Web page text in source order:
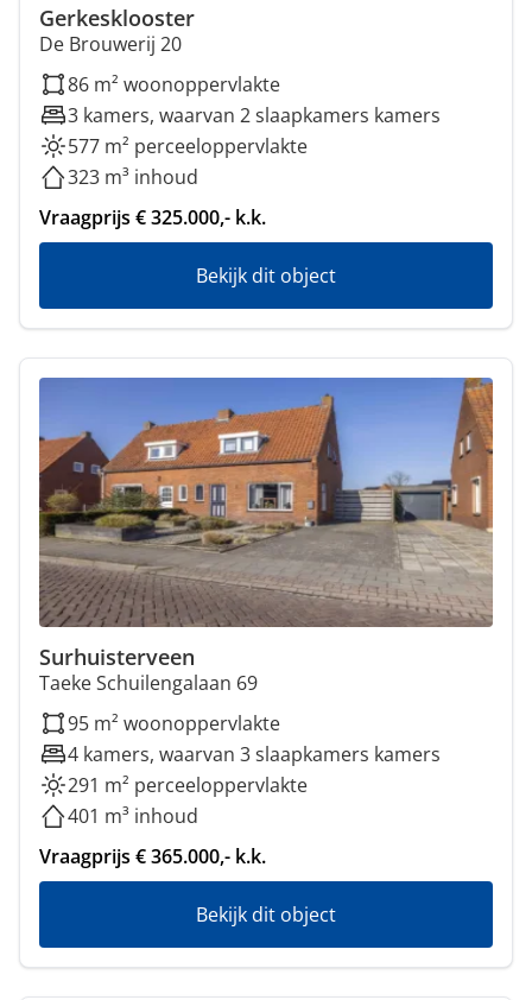
Gerkesklooster
De Brouwerij 20
86 m² woonoppervlakte
3 kamers, waarvan 2 slaapkamers kamers
577 m² perceeloppervlakte
323 m³ inhoud
Vraagprijs € 325.000,- k.k.
Bekijk dit object
Surhuisterveen
Taeke Schuilengalaan 69
95 m² woonoppervlakte
4 kamers, waarvan 3 slaapkamers kamers
291 m² perceeloppervlakte
401 m³ inhoud
Vraagprijs € 365.000,- k.k.
Bekijk dit object